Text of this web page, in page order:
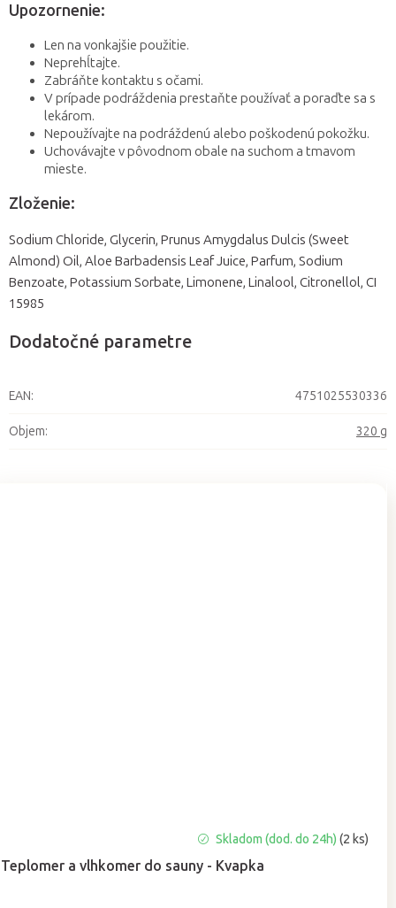
Teplomer a vlhkomer do sauny - Kvapka
Skladom (dod. do 24h) (2 ks)
Upozornenie:
Len na vonkajšie použitie.
Neprehĺtajte.
Zabráňte kontaktu s očami.
V prípade podráždenia prestaňte používať a poraďte sa s
lekárom.
Nepoužívajte na podráždenú alebo poškodenú pokožku.
Uchovávajte v pôvodnom obale na suchom a tmavom
mieste.
Zloženie:
Sodium Chloride, Glycerin, Prunus Amygdalus Dulcis (Sweet
Almond) Oil, Aloe Barbadensis Leaf Juice, Parfum, Sodium
Benzoate, Potassium Sorbate, Limonene, Linalool, Citronellol, CI
15985
Dodatočné parametre
EAN: 4751025530336
Objem: 320 g